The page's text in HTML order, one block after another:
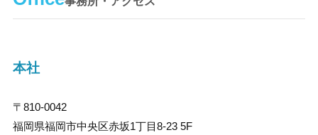
本社
〒810-0042
福岡県福岡市中央区赤坂1丁目8-23 5F